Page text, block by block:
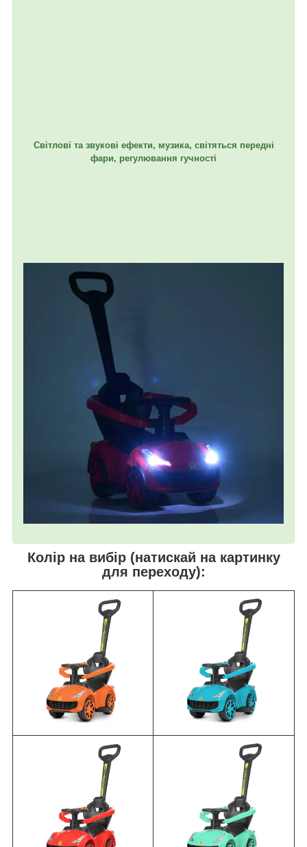
Світлові та звукові ефекти, музика, світяться передні
фари, регулювання гучності
Колір на вибір (натискай на картинку
для переходу):